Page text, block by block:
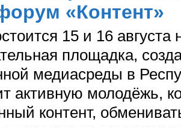
«Контент»
15 и 16
площадка,
медиасреды в
активную молодёжь,
контент,